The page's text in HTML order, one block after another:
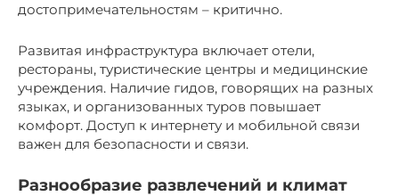
достопримечательностям – критично.
Развитая инфраструктура включает отели,
рестораны, туристические центры и медицинские
учреждения. Наличие гидов, говорящих на разных
языках, и организованных туров повышает
комфорт. Доступ к интернету и мобильной связи
важен для безопасности и связи.
Разнообразие развлечений и климат